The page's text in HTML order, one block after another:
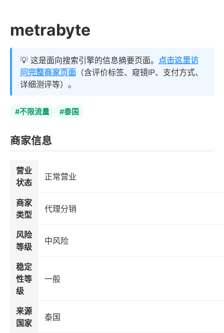
metrabyte
💡 这是面向搜索引擎的信息摘要页面。 点击这里访
问完整商家页面 （含评价标签、窥镜IP、支付方式、
详细测评等）。
#不限流量 #泰国
商家信息
营业
状态
正常营业
商家
类型
代理分销
风险
等级
中风险
稳定
性等
级
一般
来源
国家
泰国